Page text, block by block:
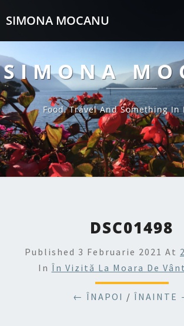
SIMONA MOCANU
SIMONA
Food, Travel And Something In
DSC01498
Published 3 Februarie 2021 At
In În Vizită La Moara De
← ÎNAPOI / ÎNAINTE